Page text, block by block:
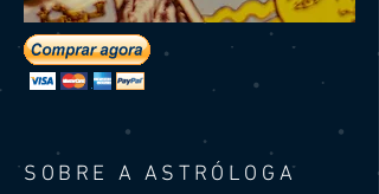
SOBRE A ASTRÓLOGA